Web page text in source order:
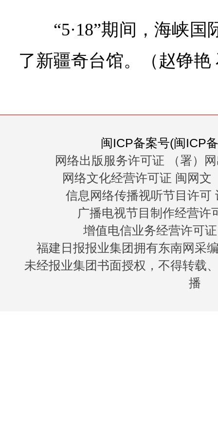
“5·18”期间，海峡
了新疆奇台馆。（赵铮艳
闽ICP备案号(闽ICP
网络出版服务许可证 （署）
网络文化经营许可证 闽网文
信息网络传播视听节目许可
广播电视节目制作经营许
增值电信业务经营许可
福建日报报业集团拥有东南网采
未经报业集团书面授权，不得转载
播